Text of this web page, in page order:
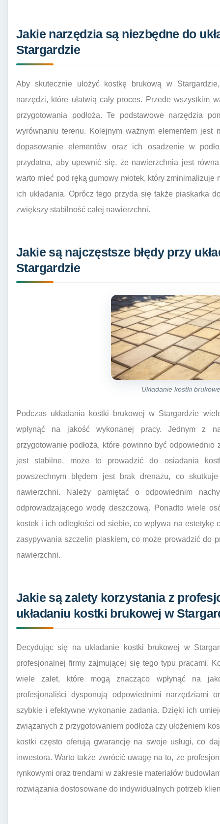
Jakie narzędzia są niezbędne do
Stargardzie
Aby skutecznie ułożyć kostkę brukową w
narzędzi, które ułatwią cały proces. Przede wszystkim
przygotowania podłoża. Te podstawowe narzędzia
wyrównaniu terenu. Kolejnym ważnym elementem jest
dopasowanie elementów oraz ich osadzenie w
przydatna, aby upewnić się, że nawierzchnia jest
warto mieć pod ręką gumowy młotek, który
ich układania. Oprócz tego przyda się także piaskarka
zwiększy stabilność całej nawierzchni.
Jakie są najczęstsze błędy przy
Stargardzie
Układanie kostki
Podczas układania kostki brukowej w Stargardzie
wpłynąć na jakość wykonanej pracy. Jednym z
przygotowanie podłoża, które powinno być
jest stabilne, może to prowadzić do osiadania
powszechnym błędem jest brak drenażu, co
nawierzchni. Należy pamiętać o odpowiednim
odprowadzającego wodę deszczową. Ponadto wiele
kostek i ich odległości od siebie, co wpływa na
zasypywania szczelin piaskiem, co może prowadzić do
nawierzchni.
Jakie są zalety korzystania z
układaniu kostki brukowej w
Decydując się na układanie kostki brukowej w
profesjonalnej firmy zajmującej się tego typu pracami.
wiele zalet, które mogą znacząco wpłynąć na
profesjonaliści dysponują odpowiednimi narzędziami
szybkie i efektywne wykonanie zadania. Dzięki ich
związanych z przygotowaniem podłoża czy ułożeniem
kostki często oferują gwarancję na swoje usługi, co
inwestora. Warto także zwrócić uwagę na to, że
rynkowymi oraz trendami w zakresie materiałów
rozwiązania dostosowane do indywidualnych potrzeb